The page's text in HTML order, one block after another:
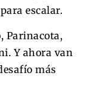
escalar.
Parinacota,
Y ahora van
más